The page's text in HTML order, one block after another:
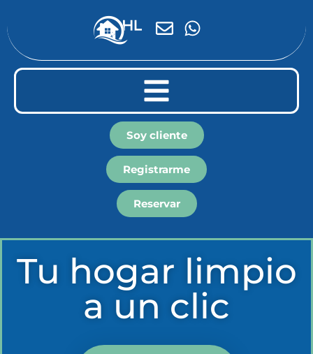
Soy cliente
Registrarme
Reservar
Tu hogar limpio
a un clic